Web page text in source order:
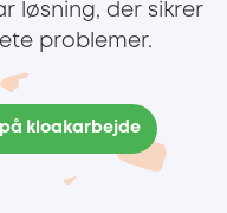
løsning, der sikrer
problemer.
kloakarbejde